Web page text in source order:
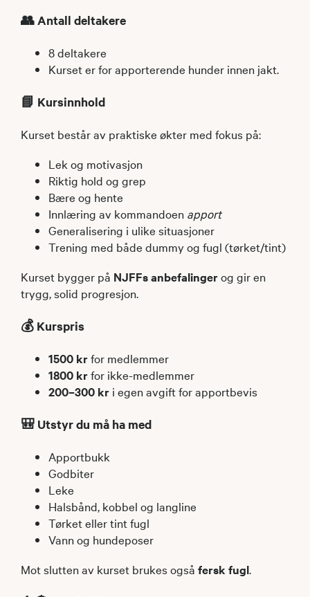
👥 Antall deltakere
8 deltakere
Kurset er for apporterende hunder innen jakt.
📘 Kursinnhold
Kurset består av praktiske økter med fokus på:
Lek og motivasjon
Riktig hold og grep
Bære og hente
Innlæring av kommandoen apport
Generalisering i ulike situasjoner
Trening med både dummy og fugl (tørket/tint)
Kurset bygger på NJFFs anbefalingerog gir en
trygg, solid progresjon.
💰 Kurspris
1500 krfor medlemmer
1800 krfor ikke-medlemmer
200–300 kr i egen avgift for apportbevis
🎒 Utstyr du må ha med
Apportbukk
Godbiter
Leke
Halsbånd, kobbel og langline
Tørket eller tint fugl
Vann og hundeposer
Mot slutten av kurset brukes også fersk fugl.